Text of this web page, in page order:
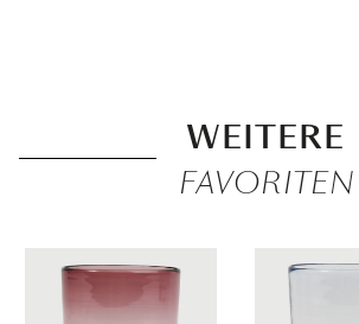
WEITERE
FAVORITEN